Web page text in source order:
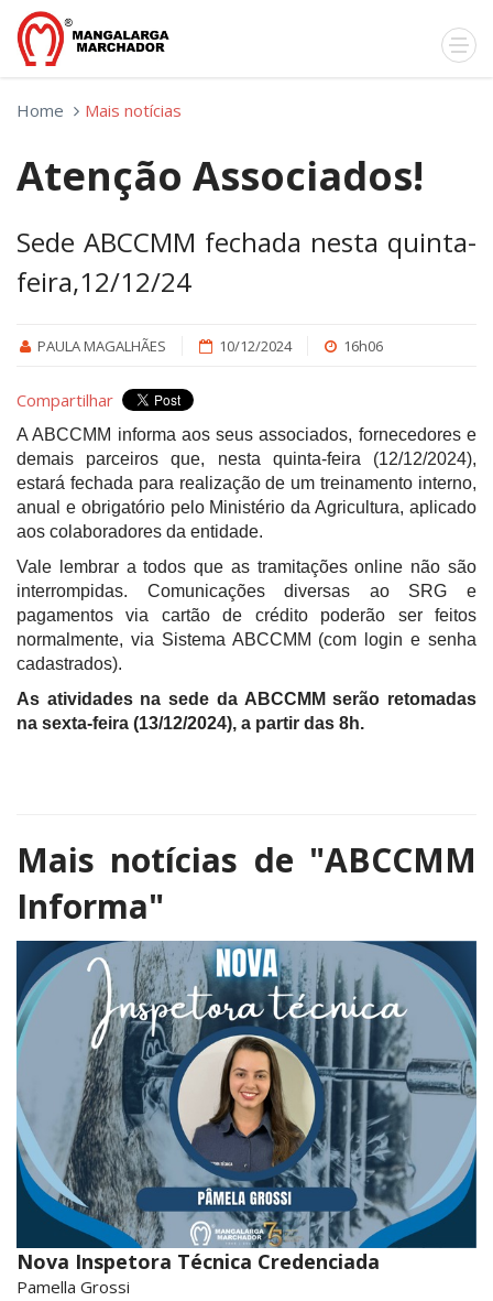
Home Mais notícias
Atenção Associados!
Sede ABCCMM fechada nesta quinta-
feira,12/12/24
PAULA MAGALHÃES 10/12/2024 16h06
Compartilhar
A ABCCMM informa aos seus associados, fornecedores e
demais parceiros que, nesta quinta-feira (12/12/2024),
estará fechada para realização de um treinamento interno,
anual e obrigatório pelo Ministério da Agricultura, aplicado
aos colaboradores da entidade.
Vale lembrar a todos que as tramitações online não são
interrompidas. Comunicações diversas ao SRG e
pagamentos via cartão de crédito poderão ser feitos
normalmente, via Sistema ABCCMM (com login e senha
cadastrados).
As atividades na sede da ABCCMM serão retomadas
na sexta-feira (13/12/2024), a partir das 8h.
Mais notícias de "ABCCMM
Informa"
Nova Inspetora Técnica Credenciada
Pamella Grossi